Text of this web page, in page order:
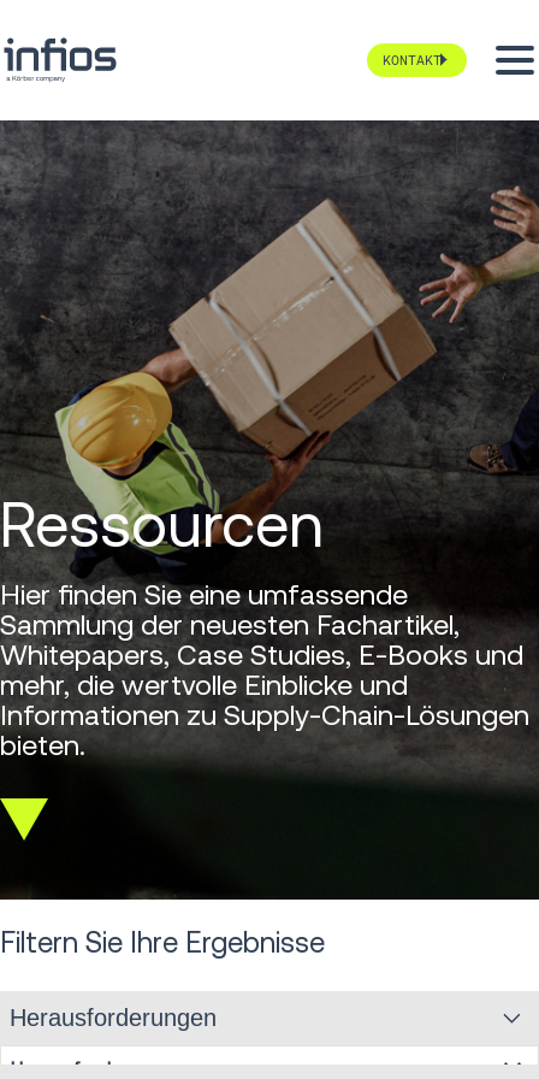
KONTAKT
Ressourcen
Hier finden Sie eine umfassende
Sammlung der neuesten Fachartikel,
Whitepapers, Case Studies, E-Books und
mehr, die wertvolle Einblicke und
Informationen zu Supply-Chain-Lösungen
bieten.
Scroll
Filtern Sie Ihre Ergebnisse
Herausforderungen
Herausforderungen